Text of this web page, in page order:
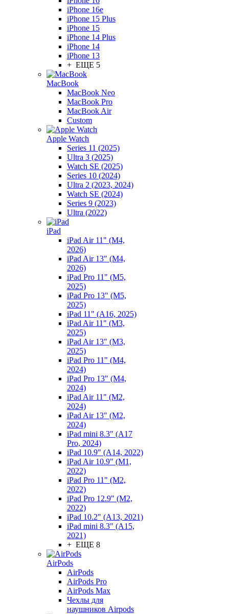
iPhone 16e
iPhone 15 Plus
iPhone 15
iPhone 14 Plus
iPhone 14
iPhone 13
+ ЕЩЕ 5
MacBook
MacBook Neo
MacBook Pro
MacBook Air
Custom
Apple Watch
Series 11 (2025)
Ultra 3 (2025)
Watch SE (2025)
Series 10 (2024)
Ultra 2 (2023, 2024)
Watch SE (2024)
Series 9 (2023)
Ultra (2022)
iPad
iPad Air 11" (M4,
2026)
iPad Air 13" (M4,
2026)
iPad Pro 11" (M5,
2025)
iPad Pro 13" (M5,
2025)
iPad 11" (A16, 2025)
iPad Air 11" (M3,
2025)
iPad Air 13" (M3,
2025)
iPad Pro 11" (M4,
2024)
iPad Pro 13" (M4,
2024)
iPad Air 11" (M2,
2024)
iPad Air 13" (M2,
2024)
iPad mini 8.3" (A17
Pro, 2024)
iPad 10.9" (A14, 2022)
iPad Air 10.9" (M1,
2022)
iPad Pro 11" (M2,
2022)
iPad Pro 12.9" (M2,
2022)
iPad 10.2" (A13, 2021)
iPad mini 8.3" (A15,
2021)
+ ЕЩЕ 8
AirPods
AirPods
AirPods Pro
AirPods Max
Чехлы для
наушников Airpods